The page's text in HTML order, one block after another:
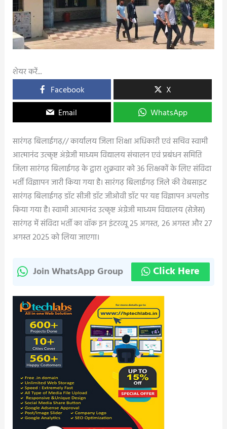
शेयर करें...
Facebook
X
Email
WhatsApp
सारंगढ़ बिलाईगढ़// कार्यालय जिला शिक्षा अधिकारी एवं सचिव स्वामी
आत्मानंद उत्कृष्ट अंग्रेजी माध्यम विद्यालय संचालन एवं प्रबंधन समिति
जिला सारंगढ़ बिलाईगढ़ के द्वारा शुक्रवार को 36 शिक्षकों के लिए संविदा
भर्ती विज्ञापन जारी किया गया है। सारंगढ़ बिलाईगढ़ जिले की वेबसाइट
सारंगढ़ बिलाईगढ़ डॉट सीजी डॉट जीओवी डॉट पर यह विज्ञापन अपलोड
किया गया है। स्वामी आत्मानंद उत्कृष्ट अंग्रेजी माध्यम विद्यालय (सेजेस)
सारंगढ़ में संविदा भर्ती का वॉक इन इंटरव्यू 25 अगस्त, 26 अगस्त और 27
अगस्त 2025 को लिया जाएगा।
Join WhatsApp Group Click Here